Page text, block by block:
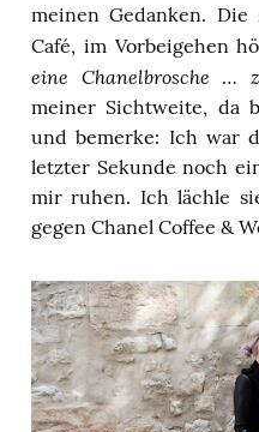
meinen Gedanken. Die
Café, im Vorbeigehen
eine Chanelbrosche …
meiner Sichtweite, da
und bemerke: Ich war
letzter Sekunde noch
mir ruhen. Ich lächle
gegen Chanel Coffee &